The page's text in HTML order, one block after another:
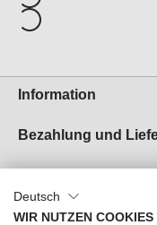
Information
Bezahlung und
Über uns
Deutsch
WIR NUTZEN